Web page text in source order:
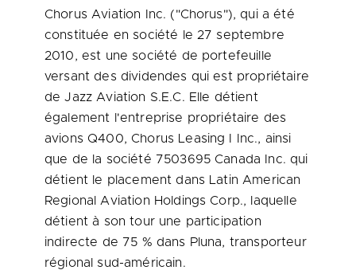
Chorus Aviation Inc. ("Chorus"), qui a été
constituée en société le 27 septembre
2010, est une société de portefeuille
versant des dividendes qui est propriétaire
de Jazz Aviation S.E.C. Elle détient
également l'entreprise propriétaire des
avions Q400, Chorus Leasing I Inc., ainsi
que de la société 7503695Canada Inc. qui
détient le placement dans Latin American
Regional Aviation Holdings Corp., laquelle
détient à son tour une participation
indirecte de 75 % dans Pluna, transporteur
régional sud-américain.